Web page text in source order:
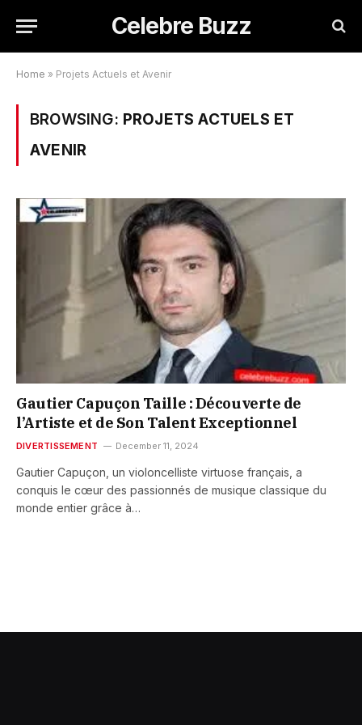
Celebre Buzz
Home » Projets Actuels et Avenir
BROWSING: PROJETS ACTUELS ET
AVENIR
Gautier Capuçon Taille : Découverte de
l’Artiste et de Son Talent Exceptionnel
DIVERTISSEMENT December 11, 2024
Gautier Capuçon, un violoncelliste virtuose français, a
conquis le cœur des passionnés de musique classique du
monde entier grâce à…